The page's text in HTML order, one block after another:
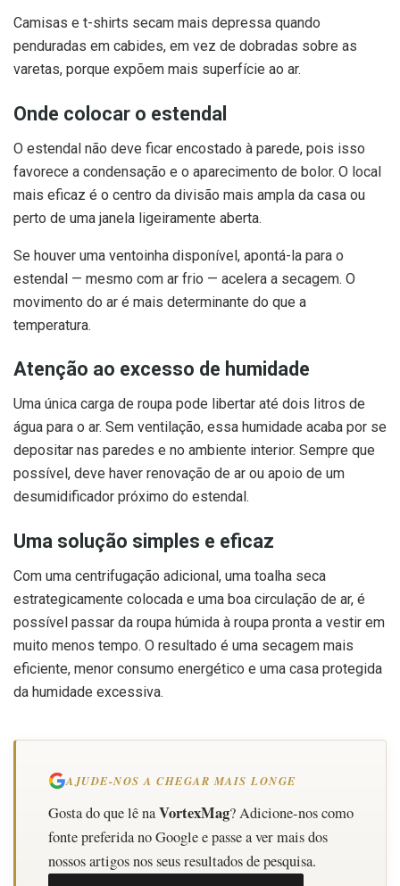
Camisas e t-shirts secam mais depressa quando
penduradas em cabides, em vez de dobradas sobre as
varetas, porque expõem mais superfície ao ar.
Onde colocar o estendal
O estendal não deve ficar encostado à parede, pois isso
favorece a condensação e o aparecimento de bolor. O local
mais eficaz é o centro da divisão mais ampla da casa ou
perto de uma janela ligeiramente aberta.
Se houver uma ventoinha disponível, apontá-la para o
estendal — mesmo com ar frio — acelera a secagem. O
movimento do ar é mais determinante do que a
temperatura.
Atenção ao excesso de humidade
Uma única carga de roupa pode libertar até dois litros de
água para o ar. Sem ventilação, essa humidade acaba por se
depositar nas paredes e no ambiente interior. Sempre que
possível, deve haver renovação de ar ou apoio de um
desumidificador próximo do estendal.
Uma solução simples e eficaz
Com uma centrifugação adicional, uma toalha seca
estrategicamente colocada e uma boa circulação de ar, é
possível passar da roupa húmida à roupa pronta a vestir em
muito menos tempo. O resultado é uma secagem mais
eficiente, menor consumo energético e uma casa protegida
da humidade excessiva.
AJUDE-NOS A CHEGAR MAIS LONGE
Gosta do que lê naVortexMag? Adicione-nos como
fonte preferida no Google e passe a ver mais dos
nossos artigos nos seus resultados de pesquisa.